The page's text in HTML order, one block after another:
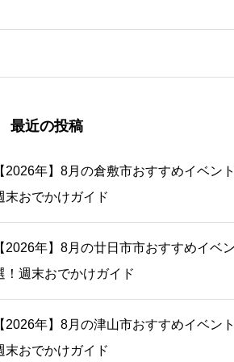
最近の投稿
2026年】8月の倉敷市おすすめイベント
末おでかけガイド
2026年】8月の廿日市市おすすめイベ
！週末おでかけガイド
2026年】8月の津山市おすすめイベント
末おでかけガイド